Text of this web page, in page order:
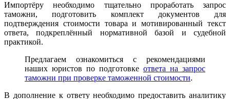
Импортёру необходимо тщательно проработать запрос
таможни, подготовить комплект документов для
подтверждения стоимости товара и мотивированный текст
ответа, подкреплённый нормативной базой и судебной
практикой.
Предлагаем ознакомиться с рекомендациями
наших юристов по подготовке ответа на запрос
таможни при проверке таможенной стоимости.
В дополнение к ответу необходимо предоставить аналитику